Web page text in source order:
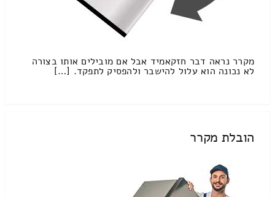
מקרר נראה דבר חזקאמיד אבל אם מובילים אותו בצורה
לא נכונה הוא עלול להישבר ולהפסיק לתפקד. […]
הובלת מקרר